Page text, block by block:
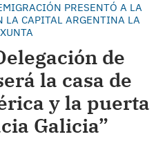
PRESENTÓ A LA
LA CAPITAL ARGENTINA LA
de
la casa de
y la puerta
Galicia”